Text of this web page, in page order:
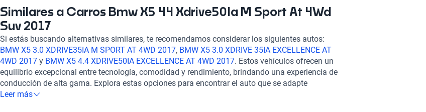
seguridad, el BMW X5 4.4 XDRIVE50IA M SPORT AT 4WD 2017 es la elección ideal para
quienes buscan un vehículo sofisticado y potente. ¡Haz tuya esta joya automotriz y
experimenta el lujo en cada kilómetro recorrido!
Similares a Carros Bmw X5 44 Xdrive50Ia M Sport At 4Wd
Suv 2017
Si estás buscando alternativas similares, te recomendamos considerar los siguientes autos:
BMW X5 3.0 XDRIVE35IA M SPORT AT 4WD 2017, BMW X5 3.0 XDRIVE 35IA EXCELLENCE AT
4WD 2017 y BMW X5 4.4 XDRIVE50IA EXCELLENCE AT 4WD 2017. Estos vehículos ofrecen un
equilibrio excepcional entre tecnología, comodidad y rendimiento, brindando una experiencia de
conducción de alta gama. Explora estas opciones para encontrar el auto que se adapte
perfectamente a tus necesidades y preferencias. ¡Descubre más sobre estos modelos en
Leer más